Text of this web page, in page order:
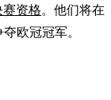
资格。他们将在
夺欧冠冠军。